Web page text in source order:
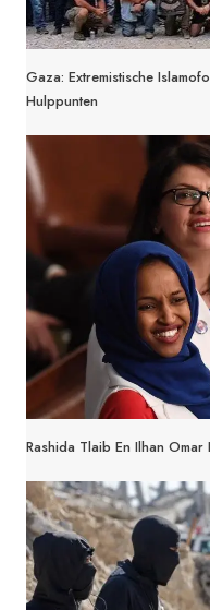
Gaza: Extremistische
Hulppunten
Rashida Tlaib En Ilhan